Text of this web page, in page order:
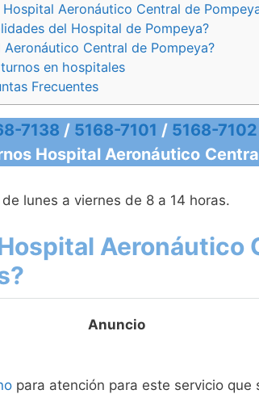
Aeronáutico Central de
del Hospital de Pompeya?
Central de Pompeya?
en hospitales
Frecuentes
7138 / 5168-7101 / 5168-7102
Hospital Aeronáutico
lunes a viernes de 8 a 14 horas.
Aeronáutico
para atención para este servicio